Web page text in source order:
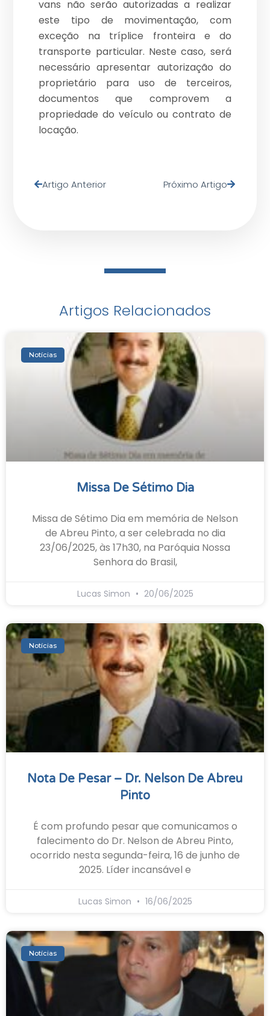
vans não serão autorizadas a realizar
este tipo de movimentação, com
exceção na tríplice fronteira e do
transporte particular. Neste caso, será
necessário apresentar autorização do
proprietário para uso de terceiros,
documentos que comprovem a
propriedade do veículo ou contrato de
locação.
Artigo Anterior Próximo Artigo
Artigos Relacionados
Notícias
Missa De Sétimo Dia
Missa de Sétimo Dia em memória de Nelson
de Abreu Pinto, a ser celebrada no dia
23/06/2025, às 17h30, na Paróquia Nossa
Senhora do Brasil,
Lucas Simon 20/06/2025
Notícias
Nota De Pesar – Dr. Nelson De Abreu
Pinto
É com profundo pesar que comunicamos o
falecimento do Dr. Nelson de Abreu Pinto,
ocorrido nesta segunda-feira, 16 de junho de
2025. Líder incansável e
Lucas Simon 16/06/2025
Notícias